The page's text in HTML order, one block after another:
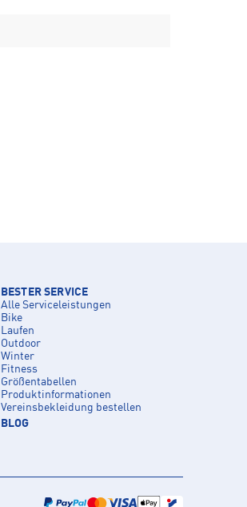
BESTER SERVICE
Alle Serviceleistungen
Bike
Laufen
Outdoor
Winter
Fitness
Größentabellen
Produktinformationen
Vereinsbekleidung bestellen
BLOG